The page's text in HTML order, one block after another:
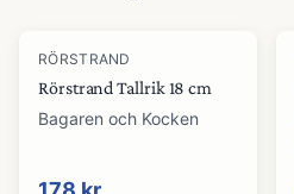
RÖRSTRAND
Rörstrand Tallrik 18 cm
Bagaren och Kocken